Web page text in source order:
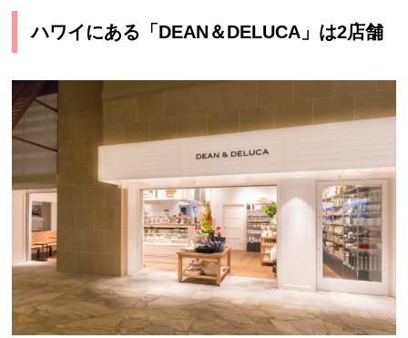
ハワイにある「DEAN＆DELUCA」は2店舗